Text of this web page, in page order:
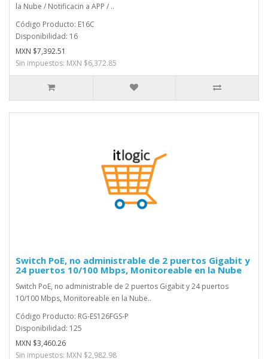
la Nube / Notificacin a APP / ..
Código Producto: E16C
Disponibilidad: 16
MXN $7,392.51
Sin impuestos: MXN $6,372.85
Switch PoE, no administrable de 2 puertos Gigabit y
24 puertos 10/100 Mbps, Monitoreable en la Nube
Switch PoE, no administrable de 2 puertos Gigabit y 24 puertos
10/100 Mbps, Monitoreable en la Nube..
Código Producto: RG-ES126FGS-P
Disponibilidad: 125
MXN $3,460.26
Sin impuestos: MXN $2,982.98